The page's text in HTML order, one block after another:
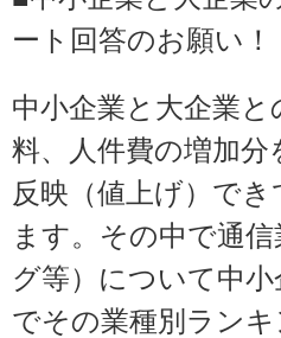
ート回答のお願い！
中小企業と大企業
料、人件費の増加
反映（値上げ）で
ます。その中で通
グ等）について中
でその業種別ラン